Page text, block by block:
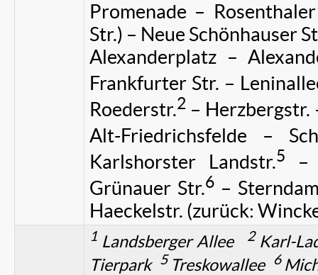
Promenade –
Str.) – Neue Schönhauser
Alexanderplatz –
Frankfurter Str. –
Roederstr.2 – Herzbergstr.
Alt-Friedrichsfelde –
Karlshorster Landstr.5
–
Grünauer Str.6–
Haeckelstr. (zurück:
1 Landsberger Allee 2Karl-
Tierpark 5Treskowallee 6